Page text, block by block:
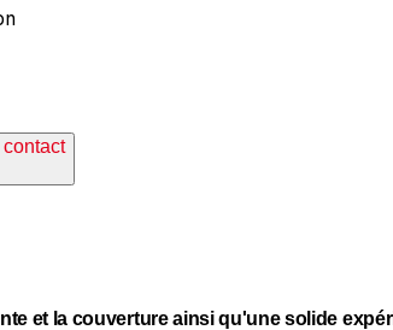
et la couverture ainsi qu'une solide